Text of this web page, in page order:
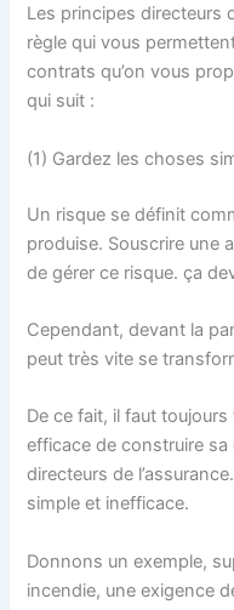
Les principes directeurs
règle qui vous
contrats qu’on vous
qui suit :
(1) Gardez les choses
Un risque se définit
produise. Souscrire une
de gérer ce risque. ça
Cependant, devant la
peut très vite se
De ce fait, il faut
efficace de construire sa
directeurs de
simple et inefficace.
Donnons un exemple,
incendie, une exigence